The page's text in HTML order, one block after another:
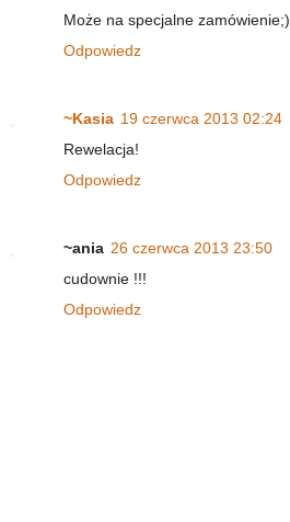
Może na specjalne zamówienie;)
Odpowiedz
~Kasia 19 czerwca 2013 02:24
Rewelacja!
Odpowiedz
~ania 26 czerwca 2013 23:50
cudownie !!!
Odpowiedz